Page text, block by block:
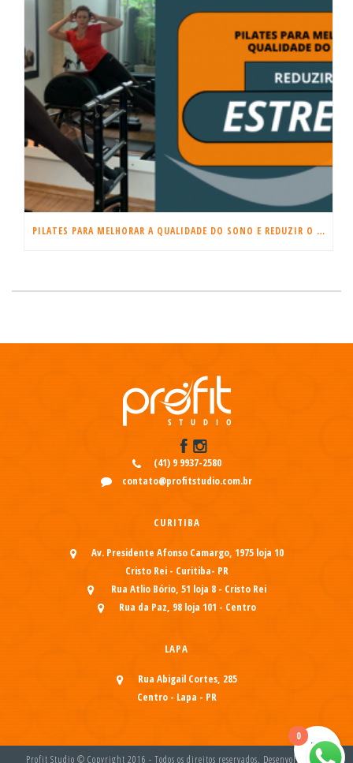
PILATES PARA MELHORAR A QUALIDADE DO SONO E REDUZIR O ESTRESSE
(41) 9 9937-2580
contato@profitstudio.com.br
CURITIBA
Av. Presidente Afonso Camargo, 1975 loja 10
Cristo Rei - Curitiba- PR
Rua Atlio Bório, 51 loja 8 - Cristo Rei
Rua da Paz, 98 loja 101 - Centro
LAPA
Rua Abigail Cortes, 285
Centro - Lapa - PR
Profit Studio © Copyright 2016 - Todos os direitos reservados. Desenvolvido por
0